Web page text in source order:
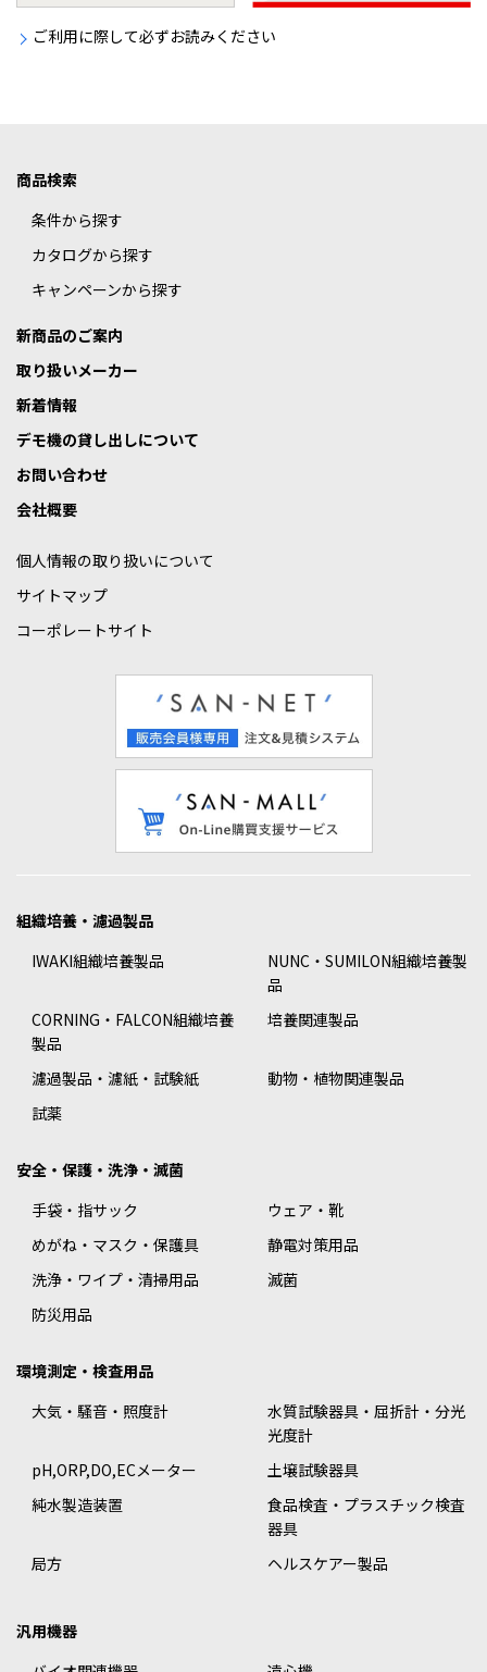
ご利用に際して必ずお読みください
商品検索
条件から探す
カタログから探す
キャンペーンから探す
新商品のご案内
取り扱いメーカー
新着情報
デモ機の貸し出しについて
お問い合わせ
会社概要
個人情報の取り扱いについて
サイトマップ
コーポレートサイト
組織培養・濾過製品
IWAKI組織培養製品
NUNC・SUMILON組織培養製
品
CORNING・FALCON組織培養
製品
培養関連製品
濾過製品・濾紙・試験紙
動物・植物関連製品
試薬
安全・保護・洗浄・滅菌
手袋・指サック
ウェア・靴
めがね・マスク・保護具
静電対策用品
洗浄・ワイプ・清掃用品
滅菌
防災用品
環境測定・検査用品
大気・騒音・照度計
水質試験器具・屈折計・分光
光度計
pH,ORP,DO,ECメーター
土壌試験器具
純水製造装置
食品検査・プラスチック検査
器具
局方
ヘルスケアー製品
汎用機器